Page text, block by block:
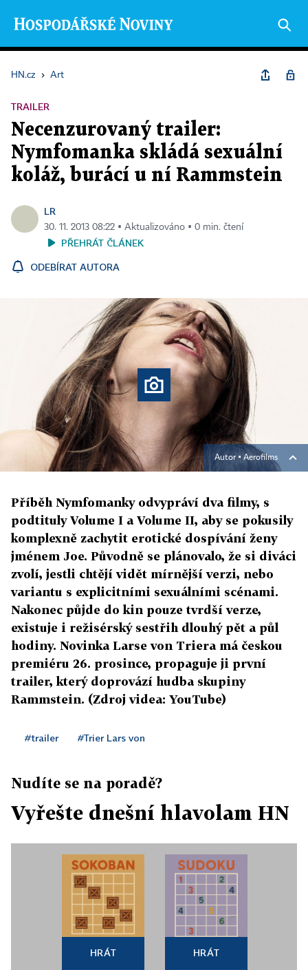
HN.cz › Art
TRAILER
Necenzurovaný trailer:
Nymfomanka skládá sexuální
koláž, burácí u ní Rammstein
LR
30. 11. 2013 08:22 ▪ Aktualizováno ▪ 0 min. čtení
PŘEHRÁT ČLÁNEK
ODEBÍRAT AUTORA
Autor ▪ Aerofilms
Příběh Nymfomanky odvypráví dva filmy, s
podtituly Volume I a Volume II, aby se pokusily
komplexně zachytit erotické dospívání ženy
jménem Joe. Původně se plánovalo, že si diváci
zvolí, jestli chtějí vidět mírnější verzi, nebo
variantu s explicitními sexuálními scénami.
Nakonec půjde do kin pouze tvrdší verze,
existuje i režisérský sestřih dlouhý pět a půl
hodiny. Novinka Larse von Triera má českou
premiéru 26. prosince, propaguje ji první
trailer, který doprovází hudba skupiny
Rammstein. (Zdroj videa: YouTube)
#trailer #Trier Lars von
Nudíte se na poradě?
Vyřešte dnešní hlavolam HN
HRÁT HRÁT